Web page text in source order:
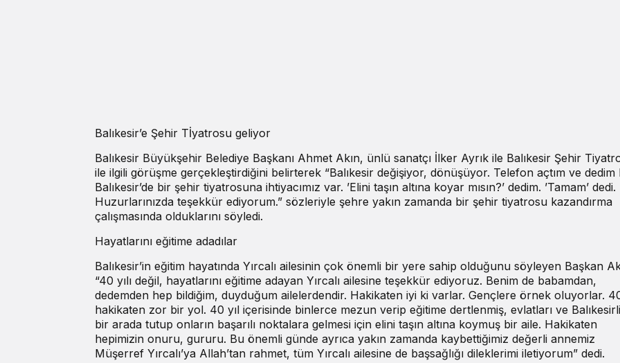
Balıkesir’e Şehir Tİyatrosu geliyor
Balıkesir Büyükşehir Belediye Başkanı Ahmet Akın, ünlü sanatçı İlker Ayrık ile Balıkesir Şehir
ile ilgili görüşme gerçekleştirdiğini belirterek “Balıkesir değişiyor, dönüşüyor. Telefon açtım ve dedim
Balıkesir’de bir şehir tiyatrosuna ihtiyacımız var. ’Elini taşın altına koyar mısın?’ dedim. ’Tamam’ dedi.
Huzurlarınızda teşekkür ediyorum.” sözleriyle şehre yakın zamanda bir şehir tiyatrosu kazandırma
çalışmasında olduklarını söyledi.
Hayatlarını eğitime adadılar
Balıkesir’in eğitim hayatında Yırcalı ailesinin çok önemli bir yere sahip olduğunu söyleyen Başkan
“40 yılı değil, hayatlarını eğitime adayan Yırcalı ailesine teşekkür ediyoruz. Benim de babamdan,
dedemden hep bildiğim, duyduğum ailelerdendir. Hakikaten iyi ki varlar. Gençlere örnek oluyorlar.
hakikaten zor bir yol. 40 yıl içerisinde binlerce mezun verip eğitime dertlenmiş, evlatları ve
bir arada tutup onların başarılı noktalara gelmesi için elini taşın altına koymuş bir aile. Hakikaten
hepimizin onuru, gururu. Bu önemli günde ayrıca yakın zamanda kaybettiğimiz değerli annemiz
Müşerref Yırcalı’ya Allah’tan rahmet, tüm Yırcalı ailesine de başsağlığı dileklerimi iletiyorum” dedi.